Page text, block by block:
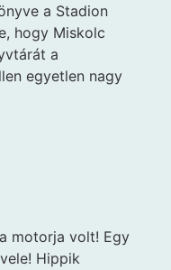
a Stadion
hogy Miskolc
a
egyetlen nagy
motorja volt! Egy
Hippik